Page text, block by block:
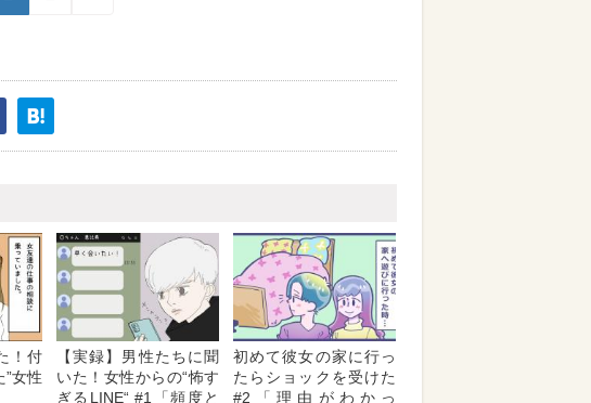
！付
”女性
【実録】男性たちに聞
いた！女性からの“怖す
ぎるLINE“ #1「頻度と
初めて彼女の家に行っ
たらショックを受けた
#2「理由がわかっ